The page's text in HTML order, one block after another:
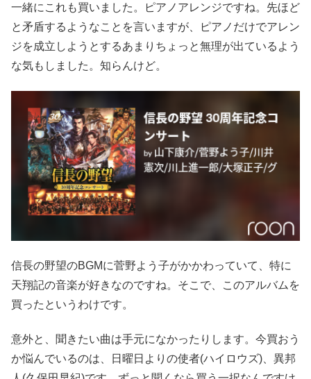
一緒にこれも買いました。ピアノアレンジですね。先ほど
と矛盾するようなことを言いますが、ピアノだけでアレン
ジを成立しようとするあまりちょっと無理が出ているよう
な気もしました。知らんけど。
信長の野望のBGMに菅野よう子がかかわっていて、特に
天翔記の音楽が好きなのですね。そこで、このアルバムを
買ったというわけです。
意外と、聞きたい曲は手元になかったりします。今買おう
か悩んでいるのは、日曜日よりの使者(ハイロウズ)、異邦